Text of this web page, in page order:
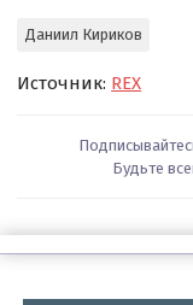
Даниил Кириков
Источник: REX
Будьте